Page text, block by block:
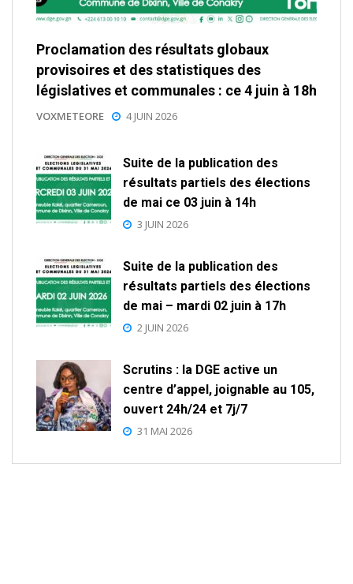
Proclamation des résultats globaux
provisoires et des statistiques des
législatives et communales : ce 4 juin à 18h
VOXMETEORE 4 JUIN 2026
Suite de la publication des
résultats partiels des élections
de mai ce 03 juin à 14h
3 JUIN 2026
Suite de la publication des
résultats partiels des élections
de mai – mardi 02 juin à 17h
2 JUIN 2026
Scrutins : la DGE active un
centre d’appel, joignable au 105,
ouvert 24h/24 et 7j/7
31 MAI 2026